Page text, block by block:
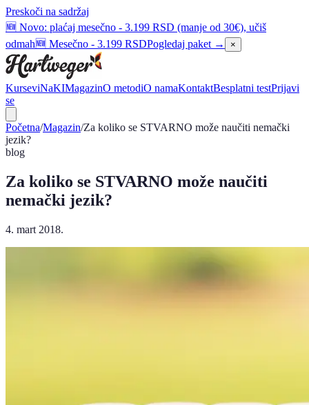
Preskoči na sadržaj
📺 Kao Netflix pretplata - samo što te ova vodi do B1 nivoa📺 Kao
Netflix - do B1Pogledaj paket → ×
KurseviNaKIMagazinO metodiO namaKontaktBesplatni testPrijavi
se
Početna/Magazin/Za koliko se STVARNO može naučiti nemački
jezik?
blog
Za koliko se STVARNO može naučiti
nemački jezik?
4. mart 2018.